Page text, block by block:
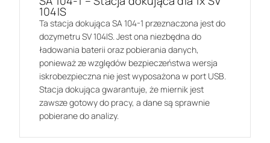
104IS
Ta stacja dokująca SA 104-1 przeznaczona jest do
dozymetru SV 104IS. Jest ona niezbędna do
ładowania baterii oraz pobierania danych,
ponieważ ze względów bezpieczeństwa wersja
iskrobezpieczna nie jest wyposażona w port USB.
Stacja dokująca gwarantuje, że miernik jest
zawsze gotowy do pracy, a dane są sprawnie
pobierane do analizy.